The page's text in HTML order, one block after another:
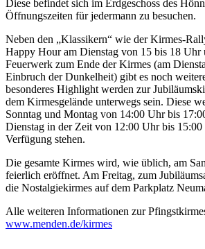
Diese befindet sich im Erdgeschoss des
Öffnungszeiten für jedermann zu besuchen.
Neben den „Klassikern“ wie der Kirmes-
Happy Hour am Dienstag von 15 bis 18 Uhr
Feuerwerk zum Ende der Kirmes (am
Einbruch der Dunkelheit) gibt es noch
besonderes Highlight werden zur
dem Kirmesgelände unterwegs sein. Diese
Sonntag und Montag von 14:00 Uhr bis
Dienstag in der Zeit von 12:00 Uhr bis
Verfügung stehen.
Die gesamte Kirmes wird, wie üblich, am
feierlich eröffnet. Am Freitag, zum
die Nostalgiekirmes auf dem Parkplatz
Alle weiteren Informationen zur
www.menden.de/kirmes